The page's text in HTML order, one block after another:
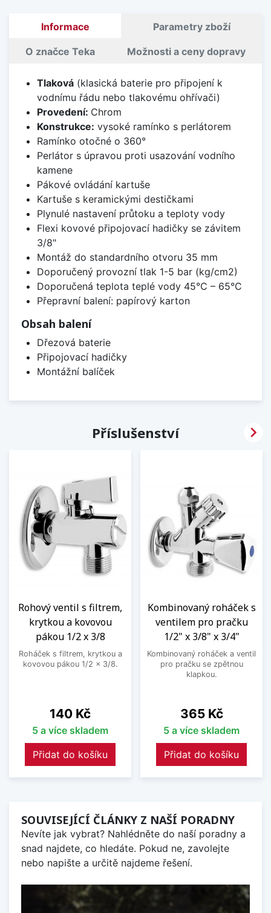
Informace Parametry zboží
O značce Teka Možnosti a ceny dopravy
Tlaková(klasická baterie pro připojení k
vodnímu řádu nebo tlakovému ohřívači)
Provedení: Chrom
Konstrukce: vysoké ramínko s perlátorem
Ramínko otočné o 360°
Perlátor s úpravou proti usazování vodního
kamene
Pákové ovládání kartuše
Kartuše s keramickými destičkami
Plynulé nastavení průtoku a teploty vody
Flexi kovové připojovací hadičky se závitem
3/8"
Montáž do standardního otvoru 35 mm
Doporučený provozní tlak 1-5 bar (kg/cm2)
Doporučená teplota teplé vody 45°C – 65°C
Přepravní balení: papírový karton
Obsah balení
Dřezová baterie
Připojovací hadičky
Montážní balíček
Příslušenství
Rohový ventil s filtrem,
krytkou a kovovou
pákou 1/2 x 3/8
Roháček s filtrem, krytkou a
kovovou pákou 1/2 x 3/8.
Cena
140 Kč
5 a více skladem
Přidat do košíku
Kombinovaný roháček s
ventilem pro pračku
1/2" x 3/8" x 3/4"
Kombinovaný roháček a ventil
pro pračku se zpětnou
klapkou.
Cena
365 Kč
5 a více skladem
Přidat do košíku

SOUVISEJÍCÍ ČLÁNKY Z NAŠÍ PORADNY
Nevíte jak vybrat? Nahlédněte do naší poradny a
snad najdete, co hledáte. Pokud ne, zavolejte
nebo napište a určitě najdeme řešení.